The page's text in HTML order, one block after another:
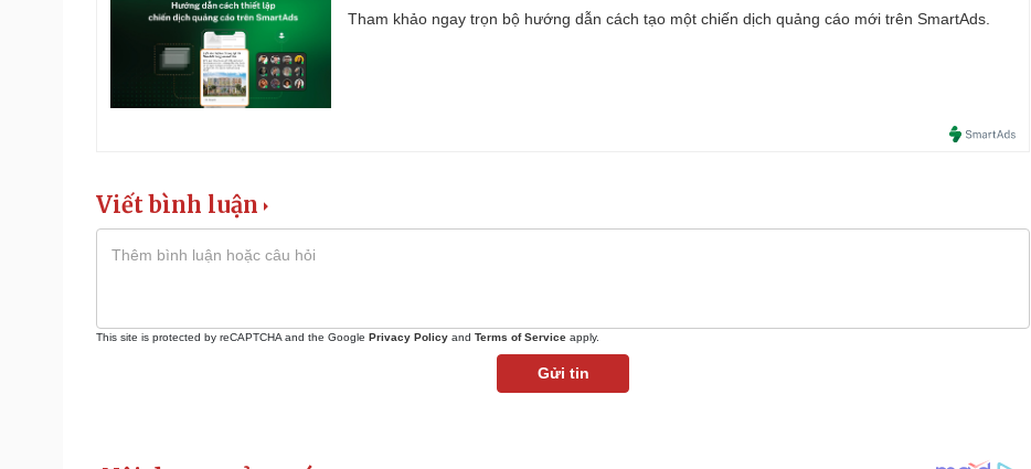
Tham khảo ngay trọn bộ hướng dẫn cách tạo một chiến dịch quảng cáo mới trên SmartAds.
Viết bình luận
This site is protected by reCAPTCHA and the Google Privacy Policy and Terms of Service apply.
Gửi tin